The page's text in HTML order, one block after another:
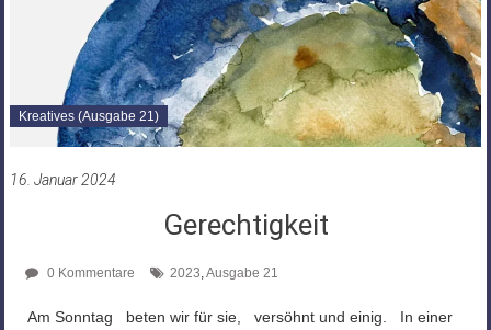
Kreatives (Ausgabe 21)
16. Januar 2024
Gerechtigkeit
0 Kommentare 2023,Ausgabe 21
Am Sonntag beten wir für sie, versöhnt und einig. In einer